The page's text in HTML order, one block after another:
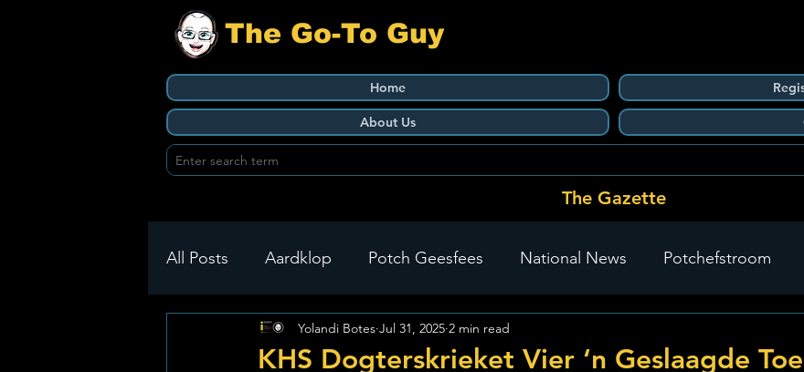
The Go-To Guy
Home
About Us
The Gazette
All Posts Aardklop Potch Geesfees National News Potchefstroom
Ikageng Klerksdorp Carletonville
KHS Dogterskrieket Vier ‘n Geslaagde
Yolandi Botes Jul 31, 2025 2 min read